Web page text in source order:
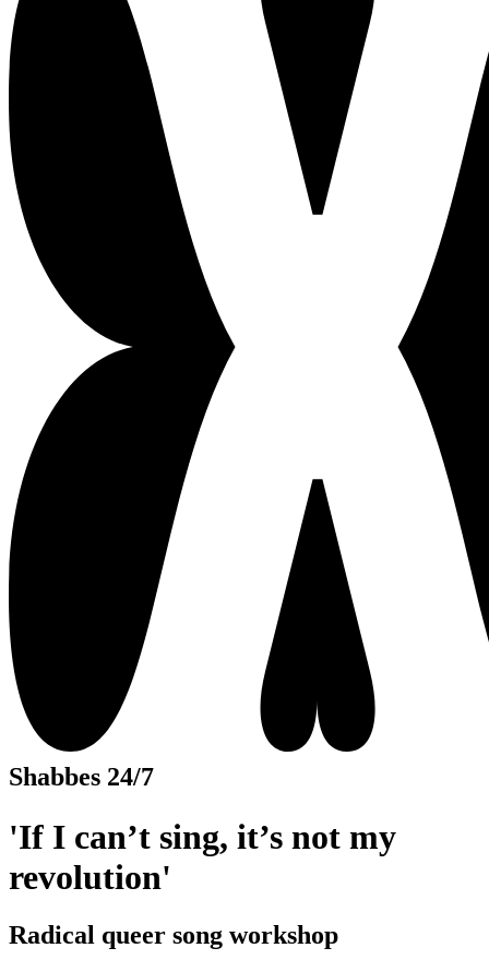
Shabbes 24/7
'If I can’t sing, it’s not my
revolution'
Radical queer song workshop